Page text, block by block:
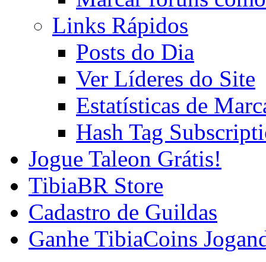
Links Rápidos
Posts do Dia
Ver Líderes do Site
Estatísticas de
Hash Tag
Jogue Taleon Grátis!
TibiaBR Store
Cadastro de Guildas
Ganhe TibiaCoins